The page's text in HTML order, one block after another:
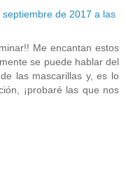
septiembre de 2017 a las
Me encantan estos
se puede hablar del
las mascarillas y, es lo
¡probaré las que nos